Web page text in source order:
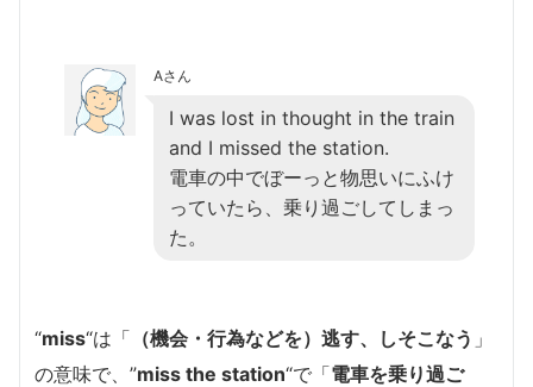
Aさん
I was lost in thought in the train
and I missed the station.
電車の中でぼーっと物思いにふけ
っていたら、乗り過ごしてしまっ
た。
“miss“は「 （機会・行為などを）逃す、しそこなう 」
の意味で、”miss the station“で「電車を乗り過ご